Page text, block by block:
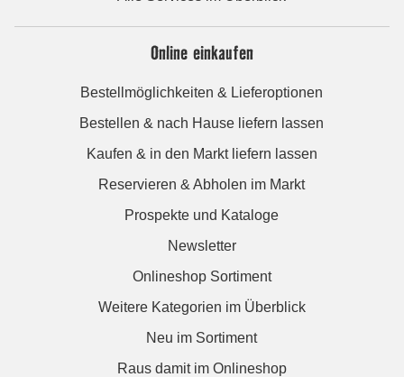
Online einkaufen
Bestellmöglichkeiten & Lieferoptionen
Bestellen & nach Hause liefern lassen
Kaufen & in den Markt liefern lassen
Reservieren & Abholen im Markt
Prospekte und Kataloge
Newsletter
Onlineshop Sortiment
Weitere Kategorien im Überblick
Neu im Sortiment
Raus damit im Onlineshop